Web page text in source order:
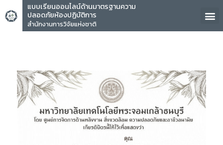
แบบเรียนออนไลน์ด้านมาตรฐานความ
ปลอดภัยห้องปฏิบัติการ
สำนักงานการวิจัยแห่งชาติ
คุณ